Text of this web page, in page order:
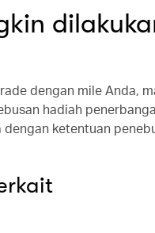
dengan mile Anda,
hadiah
ketentuan